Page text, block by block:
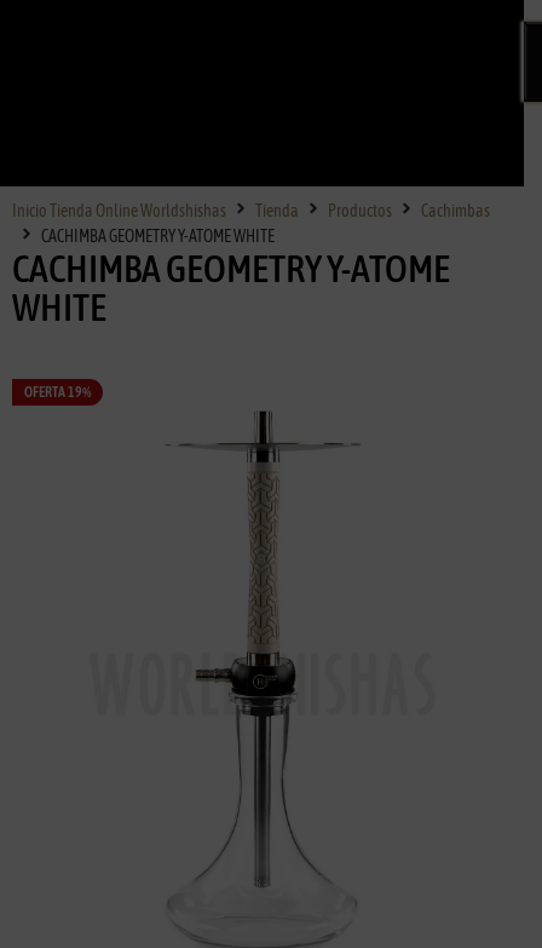
Inicio Tienda Online Worldshishas Tienda Productos
Cachimbas
CACHIMBA GEOMETRY Y-ATOME WHITE
CACHIMBA GEOMETRY Y-ATOME
WHITE
OFERTA 19%